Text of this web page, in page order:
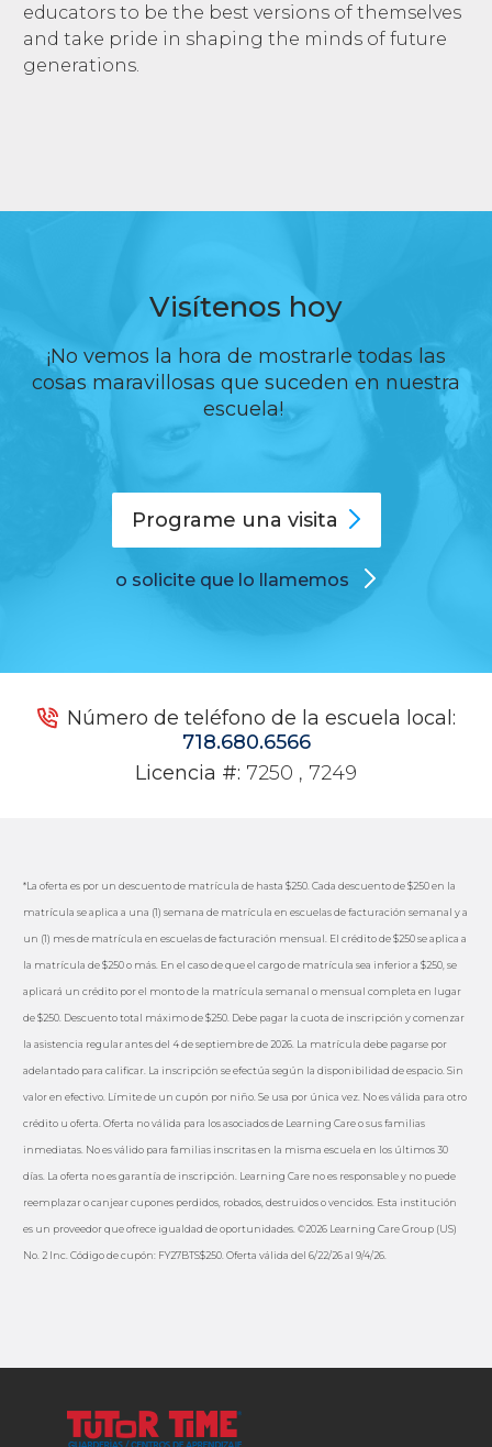
educators to be the best versions of themselves
and take pride in shaping the minds of future
generations.
Visítenos hoy
¡No vemos la hora de mostrarle todas las
cosas maravillosas que suceden en nuestra
escuela!
Programe una visita
o solicite que lo llamemos
Número de teléfono de la escuela local:
718.680.6566
Licencia #: 7250 , 7249
*La oferta es por un descuento de matrícula de hasta $250. Cada descuento de $250 en la
matrícula se aplica a una (1) semana de matrícula en escuelas de facturación semanal y a
un (1) mes de matrícula en escuelas de facturación mensual. El crédito de $250 se aplica a
la matrícula de $250 o más. En el caso de que el cargo de matrícula sea inferior a $250, se
aplicará un crédito por el monto de la matrícula semanal o mensual completa en lugar
de $250. Descuento total máximo de $250. Debe pagar la cuota de inscripción y comenzar
la asistencia regular antes del 4 de septiembre de 2026. La matrícula debe pagarse por
adelantado para calificar. La inscripción se efectúa según la disponibilidad de espacio. Sin
valor en efectivo. Límite de un cupón por niño. Se usa por única vez. No es válida para otro
crédito u oferta. Oferta no válida para los asociados de Learning Care o sus familias
inmediatas. No es válido para familias inscritas en la misma escuela en los últimos 30
días. La oferta no es garantía de inscripción. Learning Care no es responsable y no puede
reemplazar o canjear cupones perdidos, robados, destruidos o vencidos. Esta institución
es un proveedor que ofrece igualdad de oportunidades. ©2026 Learning Care Group (US)
No. 2 Inc. Código de cupón: FY27BTS$250. Oferta válida del 6/22/26 al 9/4/26.